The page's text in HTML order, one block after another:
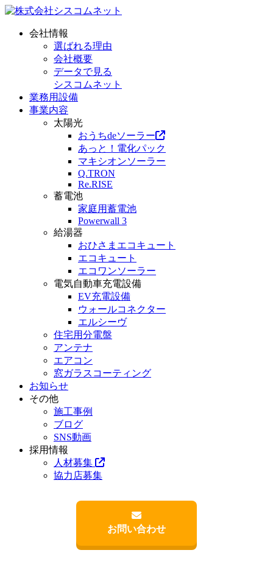
会社情報
選ばれる理由
会社概要
データで見る
シスコムネット
業務用設備
事業内容
太陽光
おうちdeソーラー
あっと！電化パック
マキシオンソーラー
Q.TRON
Re.RISE
蓄電池
家庭用蓄電池
Powerwall 3
給湯器
おひさまエコキュート
エコキュート
エコワンソーラー
電気自動車充電設備
EV充電設備
ウォールコネクター
エルシーヴ
住宅用分電盤
アンテナ
エアコン
窓ガラスコーティング
お知らせ
その他
施工事例
ブログ
SNS動画
採用情報
人材募集
協力店募集
お問い合わせ